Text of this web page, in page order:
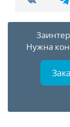
Нужна